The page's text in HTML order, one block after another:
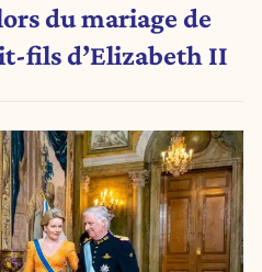
du mariage de
fils d’Elizabeth II